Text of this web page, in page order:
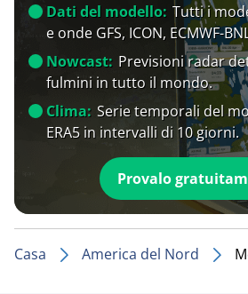
Dati del modello: Tutti i
e onde GFS, ICON, ECMWF-
Nowcast: Previsioni radar
fulmini in tutto il mondo.
Clima: Serie temporali del
ERA5 in intervalli di 10 giorni.
Provalo
Casa America del Nord